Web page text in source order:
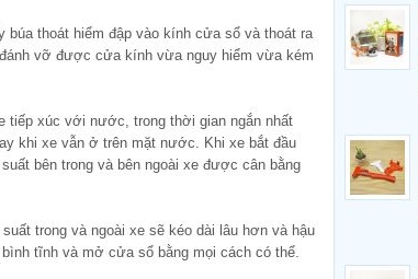
búa thoát hiểm đập vào kính cửa sổ và thoát ra
vỡ được cửa kính vừa nguy hiểm vừa kém
tiếp xúc với nước, trong thời gian ngắn nhất
khi xe vẫn ở trên mặt nước. Khi xe bắt đầu
bên trong và bên ngoài xe được cân bằng
trong và ngoài xe sẽ kéo dài lâu hơn và hậu
tĩnh và mở cửa sổ bằng mọi cách có thể.